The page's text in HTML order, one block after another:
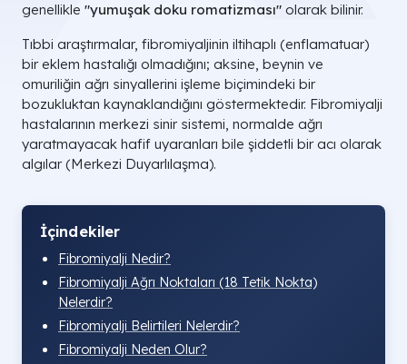
genellikle "yumuşak doku romatizması" olarak bilinir.
Tıbbi araştırmalar, fibromiyaljinin iltihaplı (enflamatuar)
bir eklem hastalığı olmadığını; aksine, beynin ve
omuriliğin ağrı sinyallerini işleme biçimindeki bir
bozukluktan kaynaklandığını göstermektedir. Fibromiyalji
hastalarının merkezi sinir sistemi, normalde ağrı
yaratmayacak hafif uyaranları bile şiddetli bir acı olarak
algılar (Merkezi Duyarlılaşma).
İçindekiler
Fibromiyalji Nedir?
Fibromiyalji Ağrı Noktaları (18 Tetik Nokta)
Nelerdir?
Fibromiyalji Belirtileri Nelerdir?
Fibromiyalji Neden Olur?